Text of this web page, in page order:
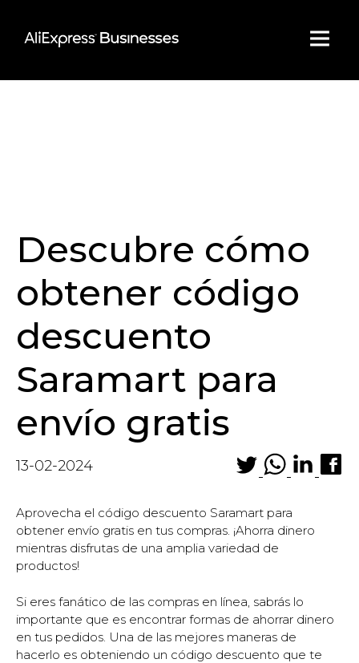
content
Descubre cómo
obtener código
descuento
Saramart para
envío gratis
13-02-2024
Aprovecha el código descuento Saramart para
obtener envío gratis en tus compras. ¡Ahorra dinero
mientras disfrutas de una amplia variedad de
productos!
Si eres fanático de las compras en línea, sabrás lo
importante que es encontrar formas de ahorrar dinero
en tus pedidos. Una de las mejores maneras de
hacerlo es obteniendo un código descuento que te